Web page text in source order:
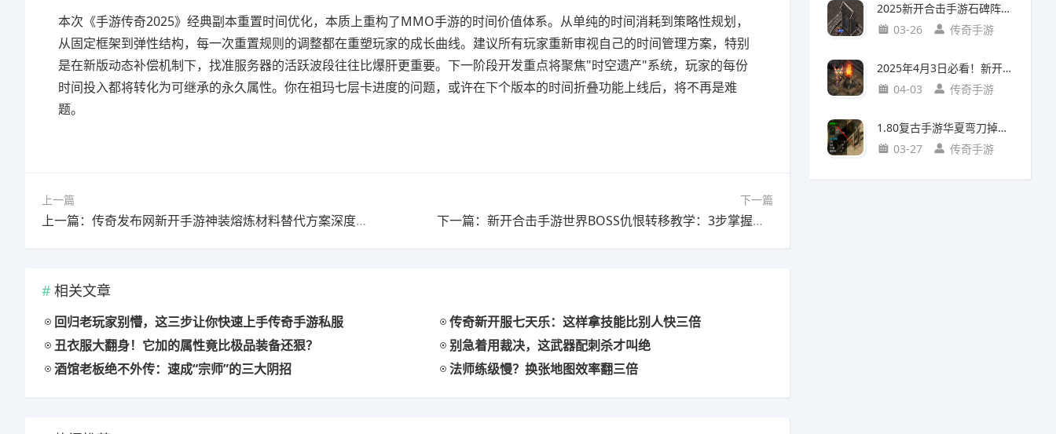
本次《手游传奇2025》经典副本重置时间优化，本质上重构了MMO手游的时间价值体系。从单纯的时间消耗到策略性规划，
从固定框架到弹性结构，每一次重置规则的调整都在重塑玩家的成长曲线。建议所有玩家重新审视自己的时间管理方案，特别
是在新版动态补偿机制下，找准服务器的活跃波段往往比爆肝更重要。下一阶段开发重点将聚焦"时空遗产"系统，玩家的每份
时间投入都将转化为可继承的永久属性。你在祖玛七层卡进度的问题，或许在下个版本的时间折叠功能上线后，将不再是难
题。
上一篇
上一篇：传奇发布网新开手游神装熔炼材料替代方案深度解析
下一篇
下一篇：新开合击手游世界BOSS仇恨转移教学：3步掌握拉怪核心技巧
相关文章
回归老玩家别懵，这三步让你快速上手传奇手游私服
传奇新开服七天乐：这样拿技能比别人快三倍
丑衣服大翻身！它加的属性竟比极品装备还狠？
别急着用裁决，这武器配刺杀才叫绝
酒馆老板绝不外传：速成“宗师”的三大阴招
法师练级慢？换张地图效率翻三倍
2025新开合击手游石碑阵通关攻略：五大必备条件实测解析
03-26
传奇手游
2025年4月3日必看！新开复古传奇烤火全解：你以为只是回血？
04-03
传奇手游
1.80复古手游华夏弯刀掉落攻略：地图与怪物全解析
03-27
传奇手游